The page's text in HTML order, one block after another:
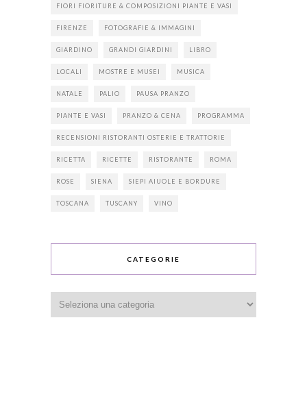
FIORI FIORITURE & COMPOSIZIONI PIANTE E VASI
FIRENZE FOTOGRAFIE & IMMAGINI
GIARDINO GRANDI GIARDINI LIBRO
LOCALI MOSTRE E MUSEI MUSICA
NATALE PALIO PAUSA PRANZO
PIANTE E VASI PRANZO & CENA PROGRAMMA
RECENSIONI RISTORANTI OSTERIE E TRATTORIE
RICETTA RICETTE RISTORANTE ROMA
ROSE SIENA SIEPI AIUOLE E BORDURE
TOSCANA TUSCANY VINO
CATEGORIE